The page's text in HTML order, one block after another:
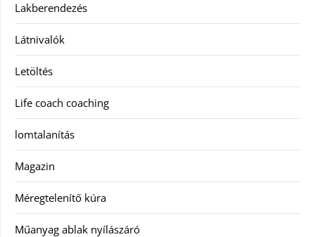
Lakberendezés
Látnivalók
Letöltés
Life coach coaching
lomtalanítás
Magazin
Méregtelenítő kúra
Műanyag ablak nyílászáró